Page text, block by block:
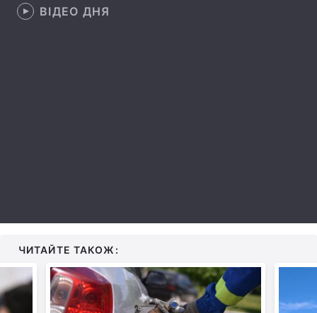
Здоров'я
ВІДЕО ДНЯ
ЧИТАЙТЕ ТАКОЖ: